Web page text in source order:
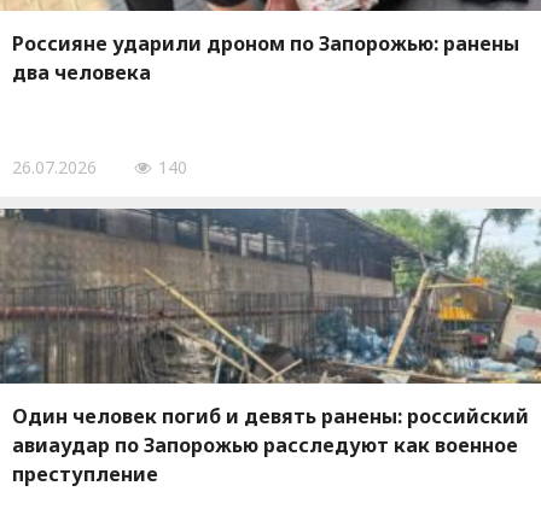
Россияне ударили дроном по Запорожью: ранены
два человека
26.07.2026 140
Один человек погиб и девять ранены: российский
авиаудар по Запорожью расследуют как военное
преступление